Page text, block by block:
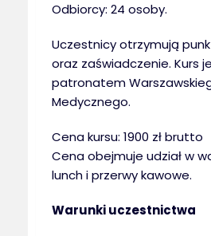
Odbiorcy: 24 osoby.
Uczestnicy otrzymują
oraz zaświadczenie. Kurs
patronatem
Medycznego.
Cena kursu: 1900 zł brutto
Cena obejmuje udział w
lunch i przerwy kawowe.
Warunki uczestnictwa